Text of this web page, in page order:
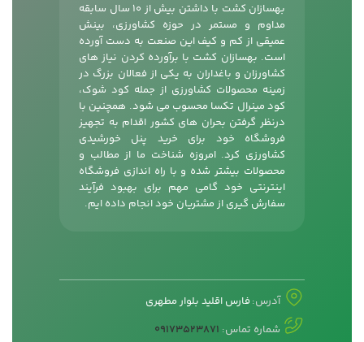
بهسازان کشت با داشتن بیش از 10 سال سابقه
مداوم و مستمر در حوزه کشاورزی، بینش
عمیقی از کم و کیف این صنعت به دست آورده
است. بهسازان کشت با برآورده کردن نیاز های
کشاورزان و باغداران به یکی از فعالان بزرگ در
زمینه محصولات کشاورزی از جمله کود شوک،
کود مینرال تکسا محسوب می شود. همچنین با
درنظر گرفتن بحران های کشور اقدام به تجهیز
فروشگاه خود برای خرید پنل خورشیدی
کشاورزی کرد. امروزه شناخت ما از مطالب و
محصولات بیشتر شده و با راه اندازی فروشگاه
اینترنتی خود گامی مهم برای بهبود فرآیند
سفارش گیری از مشتریان خود انجام داده ایم.
آدرس: فارس اقلید بلوار مطهری
شماره تماس: 09173523871